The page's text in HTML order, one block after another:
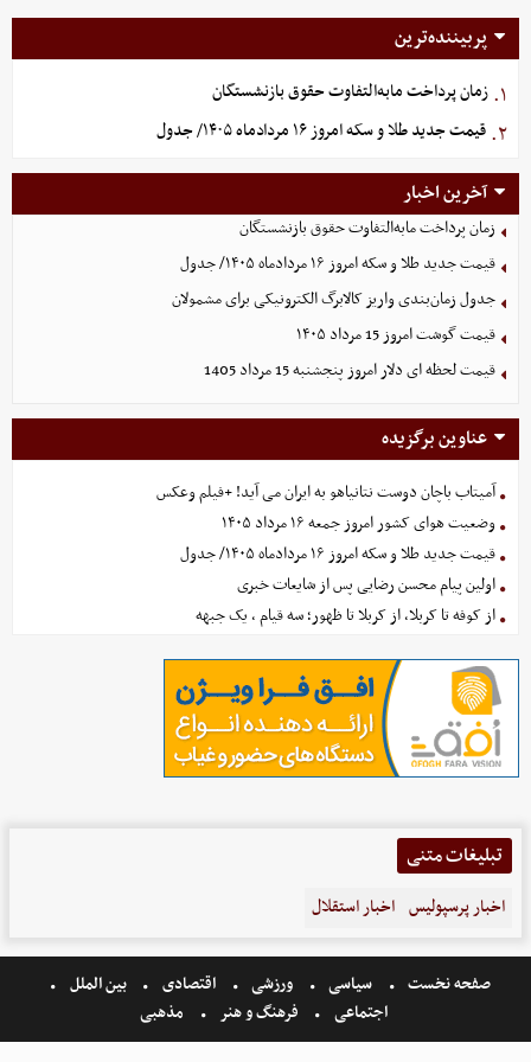
پربیننده‌ترین
۱. زمان پرداخت مابه‌التفاوت حقوق بازنشستگان
۲. قیمت جدید طلا و سکه امروز ۱۶ مردادماه ۱۴۰۵/ جدول
آخرین اخبار
زمان پرداخت مابه‌التفاوت حقوق بازنشستگان
قیمت جدید طلا و سکه امروز ۱۶ مردادماه ۱۴۰۵/ جدول
جدول زمان‌بندی واریز کالابرگ الکترونیکی برای مشمولان
قیمت گوشت امروز 15 مرداد ۱۴۰۵
قیمت لحظه ای دلار امروز پنجشنبه 15 مرداد 1405
عناوین برگزیده
آمیتاب باچان دوست نتانیاهو به ایران می آید! +فیلم وعکس
وضعیت هوای کشور امروز جمعه ۱۶ مرداد ۱۴۰۵
قیمت جدید طلا و سکه امروز ۱۶ مردادماه ۱۴۰۵/ جدول
اولین پیام محسن رضایی پس از شایعات خبری
از کوفه تا کربلا، از کربلا تا ظهور؛ سه قیام ، یک جبهه
تبلیغات متنی
اخبار پرسپولیس اخبار استقلال
صفحه نخست سیاسی ورزشی اقتصادی
بین الملل
اجتماعی
فرهنگ و هنر مذهبی